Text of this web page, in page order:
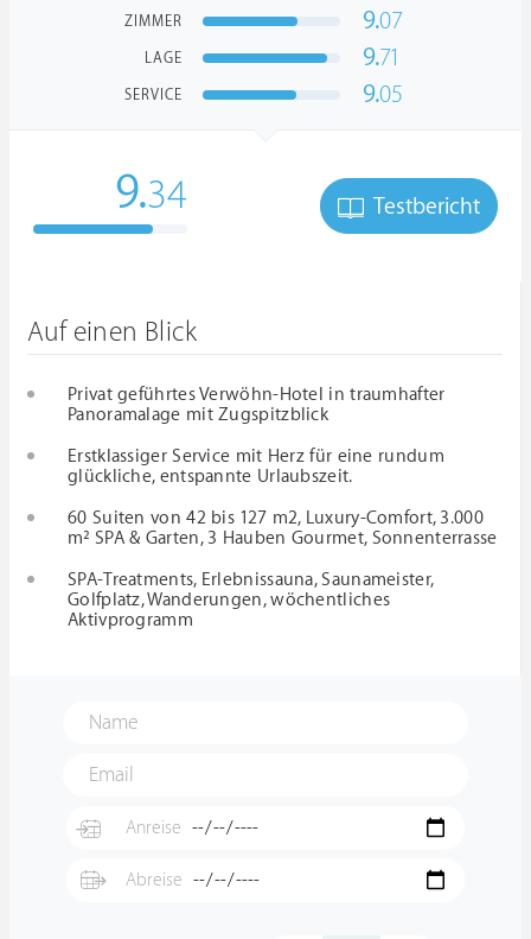
ZIMMER 9.07
LAGE 9.71
SERVICE 9.05
9.34 Testbericht
Auf einen Blick
Privat geführtes Verwöhn-Hotel in traumhafter
Panoramalage mit Zugspitzblick
Erstklassiger Service mit Herz für eine rundum
glückliche, entspannte Urlaubszeit.
60 Suiten von 42 bis 127 m2, Luxury-Comfort, 3.000
m² SPA & Garten, 3 Hauben Gourmet, Sonnenterrasse
SPA-Treatments, Erlebnissauna, Saunameister,
Golfplatz, Wanderungen, wöchentliches
Aktivprogramm